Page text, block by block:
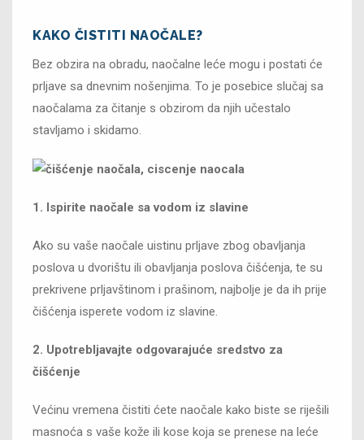
KAKO ČISTITI NAOČALE?
Bez obzira na obradu, naočalne leće mogu i postati će
prljave sa dnevnim nošenjima. To je posebice slučaj sa
naočalama za čitanje s obzirom da njih učestalo
stavljamo i skidamo.
1. Ispirite naočale sa vodom iz slavine
Ako su vaše naočale uistinu prljave zbog obavljanja
poslova u dvorištu ili obavljanja poslova čišćenja, te su
prekrivene prljavštinom i prašinom, najbolje je da ih prije
čišćenja isperete vodom iz slavine.
2. Upotrebljavajte odgovarajuće sredstvo za
čišćenje
Većinu vremena čistiti ćete naočale kako biste se riješili
masnoća s vaše kože ili kose koja se prenese na leće